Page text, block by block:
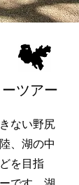
ツアー
ない野尻
、湖の中
を目指